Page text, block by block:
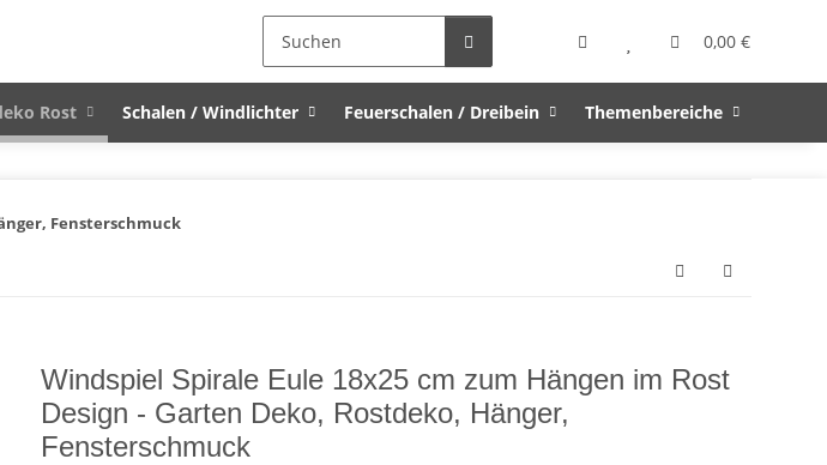
0,00 €
Rost Schalen / Windlichter Feuerschalen / Dreibein Themenbereiche
Fensterschmuck
Windspiel Spirale Eule 18x25 cm zum Hängen im Rost
Design - Garten Deko, Rostdeko, Hänger,
Fensterschmuck